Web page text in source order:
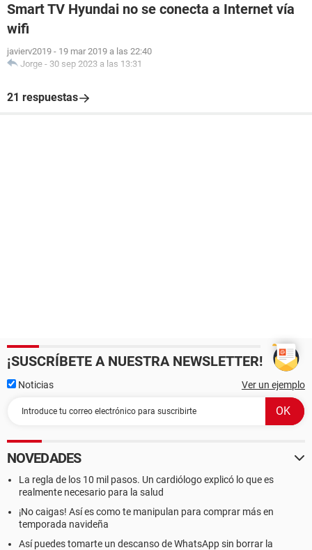
Smart TV Hyundai no se conecta a Internet vía
wifi
javierv2019 - 19 mar 2019 a las 22:40
Jorge - 30 sep 2023 a las 13:31
21 respuestas
¡SUSCRÍBETE A NUESTRA NEWSLETTER!
Noticias Ver un ejemplo
NOVEDADES
La regla de los 10 mil pasos. Un cardiólogo explicó lo que es
realmente necesario para la salud
¡No caigas! Así es como te manipulan para comprar más en
temporada navideña
Así puedes tomarte un descanso de WhatsApp sin borrar la